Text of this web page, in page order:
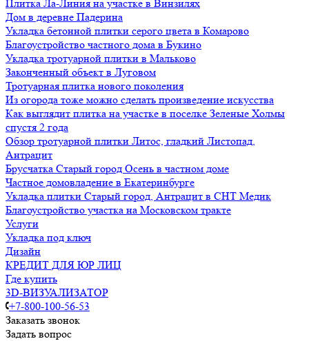
Плитка Ла-Линия на участке в Винзилях
Дом в деревне Падерина
Укладка бетонной плитки серого цвета в Комарово
Благоустройство частного дома в Букино
Укладка тротуарной плитки в Мальково
Законченный объект в Луговом
Тротуарная плитка нового поколения
Из огорода тоже можно сделать произведение искусства
Как выглядит плитка на участке в поселке Зеленые Холмы
спустя 2 года
Обзор тротуарной плитки Литос, гладкий Листопад,
Антрацит
Брусчатка Старый город Осень в частном доме
Частное домовладение в Екатеринбурге
Укладка плитки Старый город, Антрацит в СНТ Медик
Благоустройство участка на Московском тракте
Услуги
Укладка под ключ
Дизайн
КРЕДИТ ДЛЯ ЮР ЛИЦ
Где купить
3D-ВИЗУАЛИЗАТОР
+7-800-100-56-53
Заказать звонок
Задать вопрос